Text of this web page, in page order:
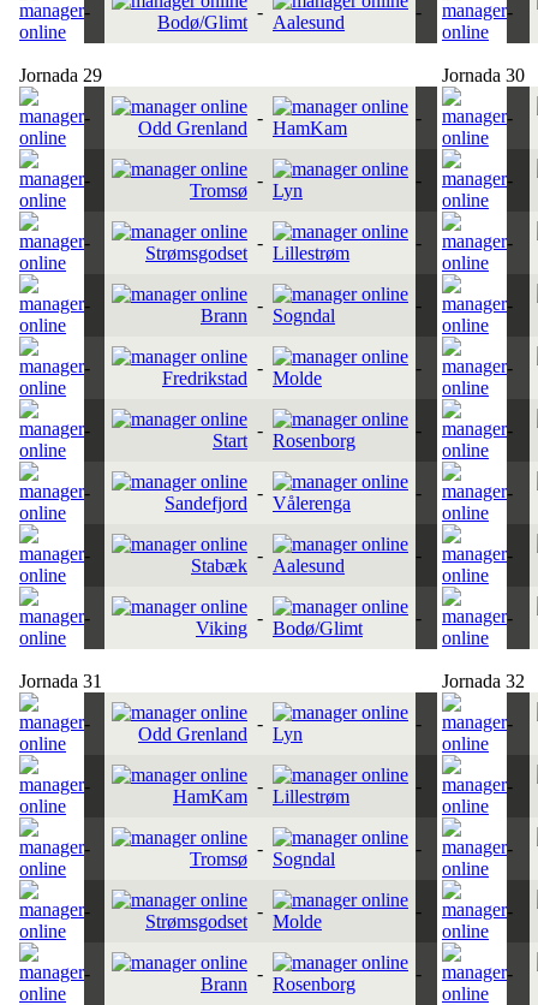
-
Bodø/Glimt
-
Aalesund
- -
Jornada 29 Jornada 30
-
Odd Grenland
-
HamKam
- -
-
Tromsø
-
Lyn
- -
-
Strømsgodset
-
Lillestrøm
- -
-
Brann
-
Sogndal
- -
-
Fredrikstad
-
Molde
- -
-
Start
-
Rosenborg
- -
-
Sandefjord
-
Vålerenga
- -
-
Stabæk
-
Aalesund
- -
-
Viking
-
Bodø/Glimt
- -
Jornada 31 Jornada 32
-
Odd Grenland
-
Lyn
- -
-
HamKam
-
Lillestrøm
- -
-
Tromsø
-
Sogndal
- -
-
Strømsgodset
-
Molde
- -
-
Brann
-
Rosenborg
- -